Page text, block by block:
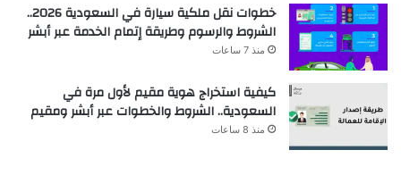
خطوات نقل ملكية سيارة في السعودية 2026..
الشروط والرسوم وطريقة إتمام الخدمة عبر أبشر
منذ 7 ساعات
كيفية استخراج هوية مقيم لأول مرة في
السعودية.. الشروط والخطوات عبر أبشر ومقيم
منذ 8 ساعات